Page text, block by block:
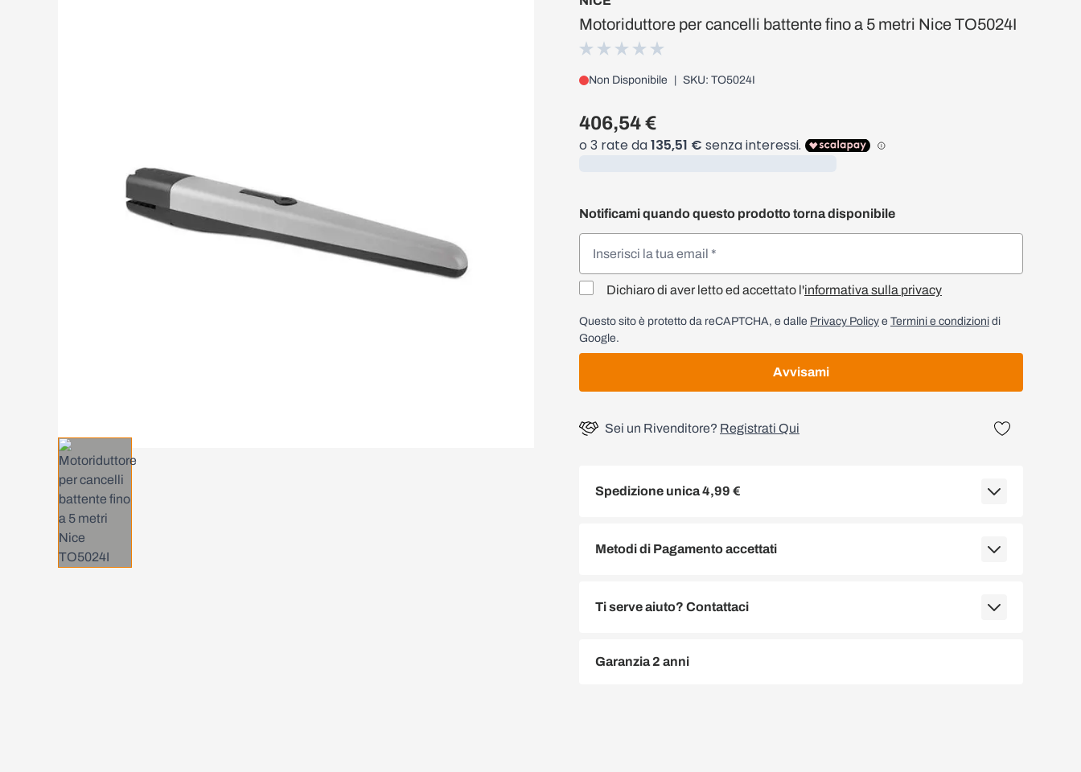
Motoriduttore per cancelli battente fino a 5 metri Nice TO5024I
Non Disponibile SKU: TO5024I
406,54 €
Notificami quando questo prodotto torna disponibile
Dichiaro di aver letto ed accettato l'informativa sulla privacy
Questo sito è protetto da reCAPTCHA, e dalle Privacy Policy e Termini e condizioni di
Google.
Avvisami
Sei un Rivenditore? Registrati Qui
Spedizione unica 4,99 €
Metodi di Pagamento accettati
Ti serve aiuto? Contattaci
Garanzia 2 anni